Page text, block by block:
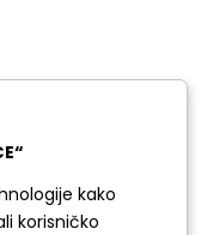
kako
korisničko